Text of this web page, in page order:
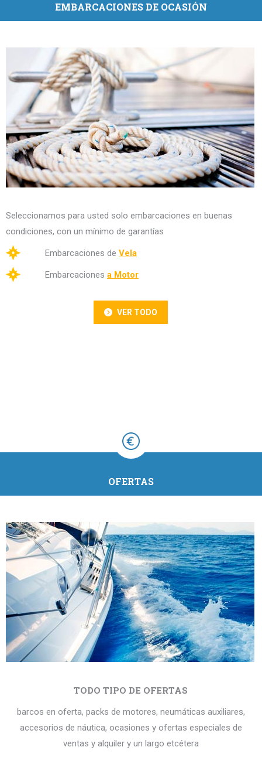
EMBARCACIONES DE OCASIÓN
Seleccionamos para usted solo embarcaciones en buenas
condiciones, con un mínimo de garantías
Embarcaciones de Vela
Embarcaciones a Motor
VER TODO
OFERTAS
TODO TIPO DE OFERTAS
barcos en oferta, packs de motores, neumáticas auxiliares,
accesorios de náutica, ocasiones y ofertas especiales de
ventas y alquiler y un largo etcétera